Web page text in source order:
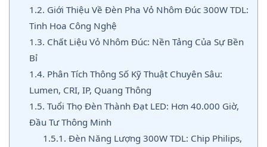
1.2. Giới Thiệu Về Đèn Pha Vỏ Nhôm Đúc 300W TDL:
Tinh Hoa Công Nghệ
1.3. Chất Liệu Vỏ Nhôm Đúc: Nền Tảng Của Sự Bền
Bỉ
1.4. Phân Tích Thông Số Kỹ Thuật Chuyên Sâu:
Lumen, CRI, IP, Quang Thông
1.5. Tuổi Thọ Đèn Thành Đạt LED: Hơn 40.000 Giờ,
Đầu Tư Thông Minh
1.5.1. Đèn Năng Lượng 300W TDL: Chip Philips,